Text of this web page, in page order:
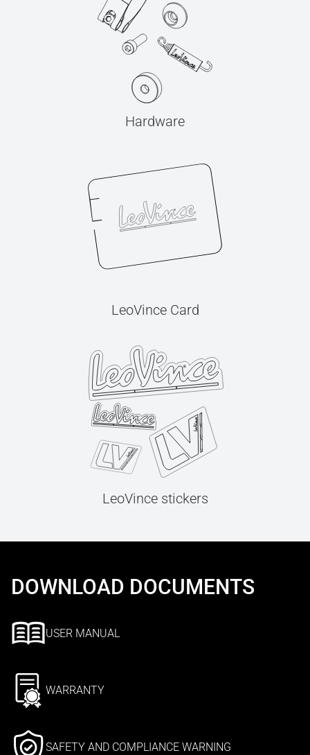
Hardware
LeoVince Card
LeoVince stickers
DOWNLOAD DOCUMENTS
USER MANUAL
WARRANTY
SAFETY AND COMPLIANCE WARNING